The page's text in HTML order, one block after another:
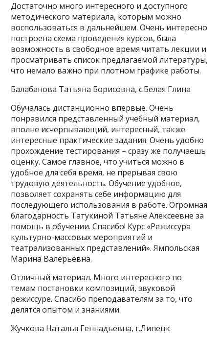
Достаточно много интересного и доступного
методического материала, которым можно
воспользоваться в дальнейшем. Очень интересно
построена схема проведения курсов, была
возможность в свободное время читать лекции и
просматривать список предлагаемой литературы,
что немало важно при плотном графике работы.
Балабанова Татьяна Борисовна, с.Белая Глина
Обучалась дистанционно впервые. Очень
понравился представленный учебный материал,
вполне исчерпывающий, интересный, также
интересные практические задания. Очень удобно
прохождение тестирования – сразу же получаешь
оценку. Самое главное, что учиться можно в
удобное для себя время, не прерывая свою
трудовую деятельность. Обучение удобное,
позволяет сохранять себе информацию для
последующего использования в работе. Огромная
благодарность Татукиной Татьяне Алексеевне за
помощь в обучении. Спасибо! Курс «Режиссура
культурно-массовых мероприятий и
театрализованных представлений». Ямпольская
Марина Валерьевна.
Отличный материал. Много интересного по
темам постановки композиций, звуковой
режиссуре. Спасибо преподавателям за то, что
делятся опытом и знаниями.
Жучкова Наталья Геннадьевна, г.Липецк